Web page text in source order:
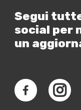
Segui
social per
un